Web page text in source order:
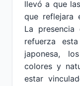
llevó a que
que reflejara
La
refuerza
japonesa,
colores y
estar